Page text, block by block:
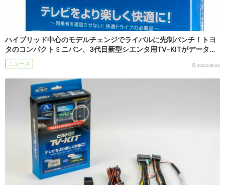
ハイブリッド中心のモデルチェンジでライバルに先制パンチ！トヨ
タのコンパクトミニバン、3代目新型シエンタ用TV-KITがデータ…
ニュース 2022/09/22